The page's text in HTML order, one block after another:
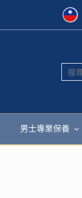
男士專業保養